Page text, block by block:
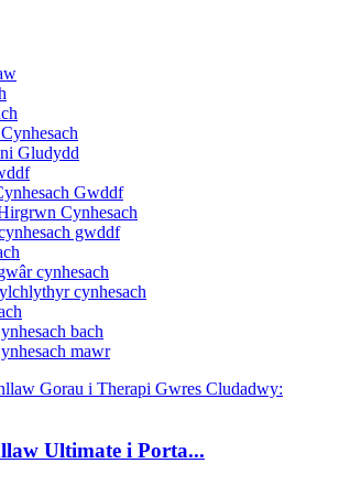
Gludydd
Gwddf
Cynhesach
gwddf
cynhesach
cynhesach
bach
mawr
Ultimate i Porta...